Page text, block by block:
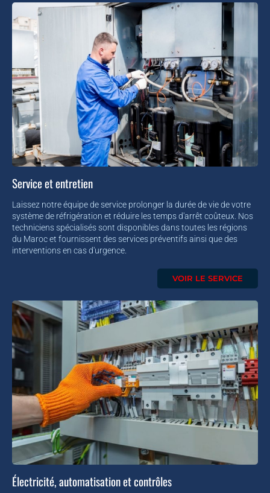
Service et entretien
Laissez notre équipe de service prolonger la durée de vie de votre
système de réfrigération et réduire les temps d'arrêt coûteux. Nos
techniciens spécialisés sont disponibles dans toutes les régions
du Maroc et fournissent des services préventifs ainsi que des
interventions en cas d'urgence.
VOIR LE SERVICE
Électricité, automatisation et contrôles